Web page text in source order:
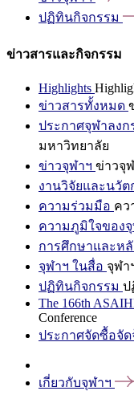
ปฏิทินกิจกรรม
ข่าวสารและกิจกรรม
Highlights
ข่าวสารทั้งหมด
ประกาศจุฬาลง
มหาวิทยาลัย
ข่าวจุฬาฯ ข่าวจุ
งานวิจัยและนวัต
ความร่วมมือ คว
ความภูมิใจของ
การศึกษาและห
จุฬาฯ ในสื่อ จุฬา
ปฏิทินกิจกรรม ป
The 166th
Conference
ประกาศจัดซื้อจัด
เกี่ยวกับจุฬาฯ